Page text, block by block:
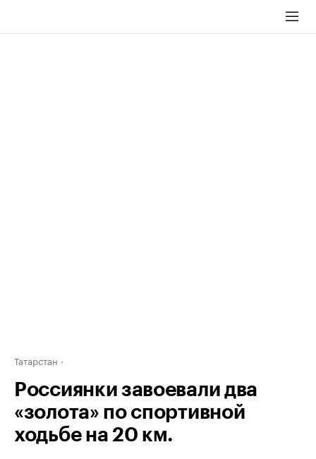
Татарстан
Россиянки завоевали два
«золота» по спортивной
ходьбе на 20 км.